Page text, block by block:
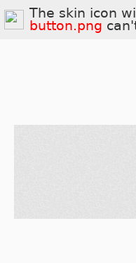
The skin icon
button.png